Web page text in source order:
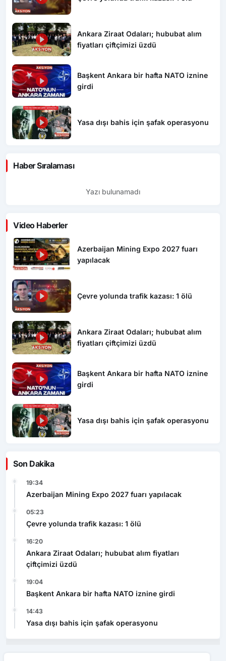
Ankara Ziraat Odaları; hububat alım
fiyatları çiftçimizi üzdü
Başkent Ankara bir hafta NATO iznine
girdi
Yasa dışı bahis için şafak operasyonu
Haber Sıralaması
Yazı bulunamadı
Video Haberler
Azerbaijan Mining Expo 2027 fuarı
yapılacak
Çevre yolunda trafik kazası: 1 ölü
Ankara Ziraat Odaları; hububat alım
fiyatları çiftçimizi üzdü
Başkent Ankara bir hafta NATO iznine
girdi
Yasa dışı bahis için şafak operasyonu
Son Dakika
19:34
Azerbaijan Mining Expo 2027 fuarı yapılacak
05:23
Çevre yolunda trafik kazası: 1 ölü
16:20
Ankara Ziraat Odaları; hububat alım fiyatları
çiftçimizi üzdü
19:04
Başkent Ankara bir hafta NATO iznine girdi
14:43
Yasa dışı bahis için şafak operasyonu